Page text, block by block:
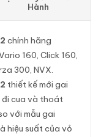
Hành
chính hãng
160, Click 160,
300, NVX.
thiết kế mới gai
đi cua và thoát
với mẫu gai
hiệu suất của vỏ